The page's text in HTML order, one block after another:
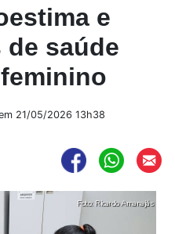
e
saúde
21/05/2026 13h38
Foto: Ricardo Amanajás